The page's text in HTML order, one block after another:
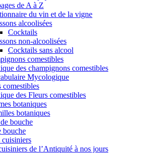
de A à Z
du vin et de la vigne
alcoolisées
Cocktails
non-alcoolisées
Cocktails sans alcool
comestibles
des champignons comestibles
Mycologique
comestibles
des Fleurs comestibles
botaniques
botaniques
bouche
bouche
de l’Antiquité à nos jours